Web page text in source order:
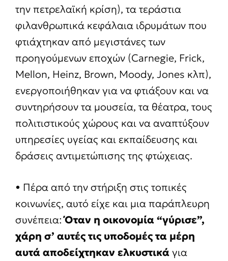
την πετρελαϊκή κρίση), τα τεράστια
φιλανθρωπικά κεφάλαια ιδρυμάτων που
φτιάχτηκαν από μεγιστάνες των
προηγούμενων εποχών (Carnegie, Frick,
Mellon, Heinz, Brown, Moody, Jones κλπ),
ενεργοποιήθηκαν για να φτιάξουν και να
συντηρήσουν τα μουσεία, τα θέατρα, τους
πολιτιστικούς χώρους και να αναπτύξουν
υπηρεσίες υγείας και εκπαίδευσης και
δράσεις αντιμετώπισης της φτώχειας.
• Πέρα από την στήριξη στις τοπικές
κοινωνίες, αυτό είχε και μια παράπλευρη
συνέπεια:Όταν η οικονομία “γύρισε”,
χάρη σ’ αυτές τις υποδομές τα μέρη
αυτά αποδείχτηκαν ελκυστικάγια